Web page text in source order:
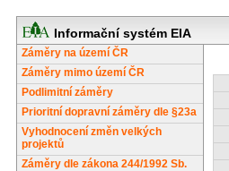
Informační systém EIA
Záměry na území ČR
Záměry mimo území ČR
Podlimitní záměry
Prioritní dopravní záměry dle §23a
Vyhodnocení změn velkých
projektů
Záměry dle zákona 244/1992 Sb.